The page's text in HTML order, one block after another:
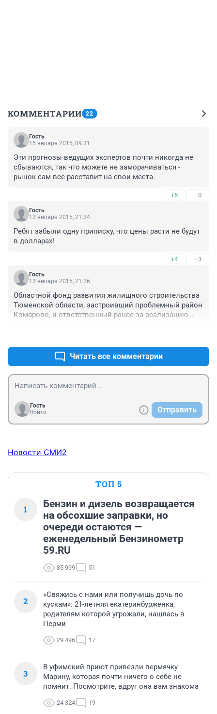
КОММЕНТАРИИ 22
Гость
15 января 2015, 09:31
Эти прогнозы ведущих экспертов почти никогда не
сбываются, так что можете не заморачиваться -
рынок сам все расставит на свои места.
+5 –0
Гость
13 января 2015, 21:34
Ребят забыли одну приписку, что цены расти не будут
в долларах!
+4 –3
Гость
13 января 2015, 21:26
Областной фонд развития жилищного строительства
Тюменской области, застроивший проблемный район
Комарово, и ответственный ранее за реализацию
Согласно материалам дела, просроченная
кредиторская задолженность фонда РЖС составляет
более 663 млн рублей. Другие подробности, в том
числе перечень кредиторов, пока не раскрываются.
Читать все комментарии
Гость
Войти
Отправить
Новости СМИ2
ТОП 5
1
Бензин и дизель возвращается
на обсохшие заправки, но
очереди остаются —
еженедельный Бензинометр
59.RU
85 999 51
2
«Свяжись с нами или получишь дочь по
кускам»: 21-летняя екатеринбурженка,
родителям которой угрожали, нашлась в
Перми
29 496 17
3
В уфимский приют привезли пермячку
Марину, которая почти ничего о себе не
помнит. Посмотрите, вдруг она вам знакома
24 324 19